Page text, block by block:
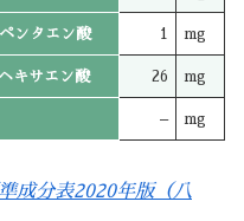
ンタエン酸 1 mg
キサエン酸 26 mg
– mg
成分表2020年版（八